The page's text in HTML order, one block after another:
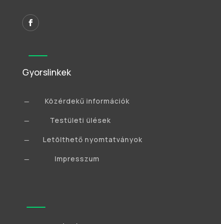
Gyorslinkek
K Közérdekű információk
K Testületi ülések
K Letölthető nyomtatványok
K Impresszum